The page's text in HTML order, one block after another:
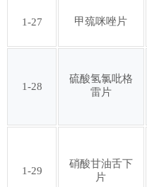
第九十五批
第九十七批
第九十九批
1-27 甲巯咪唑片
1-28
硫酸氢氯吡格
雷片
1-29
硝酸甘油舌下
片